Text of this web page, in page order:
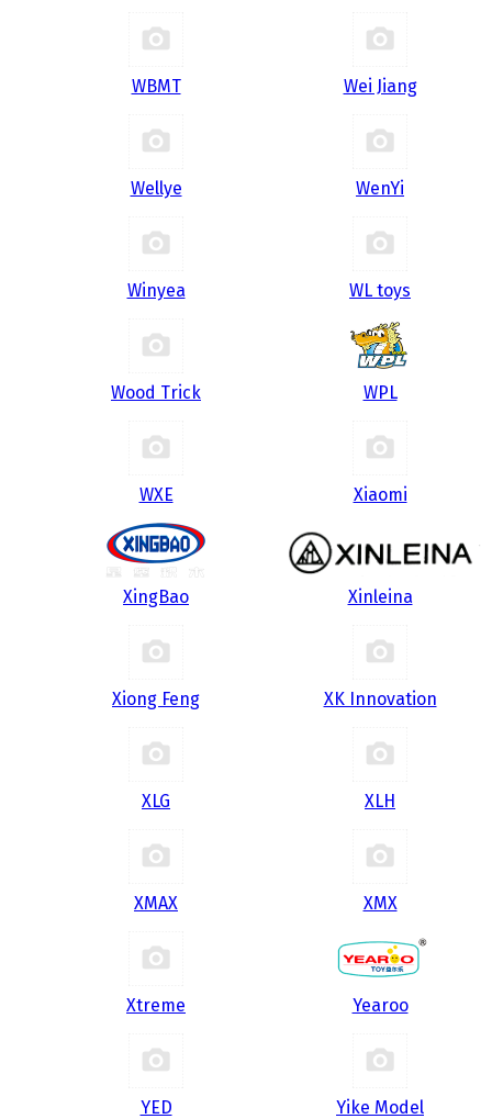
WBMT Wei Jiang
Wellye WenYi
Winyea WL toys
Wood Trick WPL
WXE Xiaomi
XingBao Xinleina
Xiong Feng XK Innovation
XLG XLH
XMAX XMX
Xtreme Yearoo
YED Yike Model